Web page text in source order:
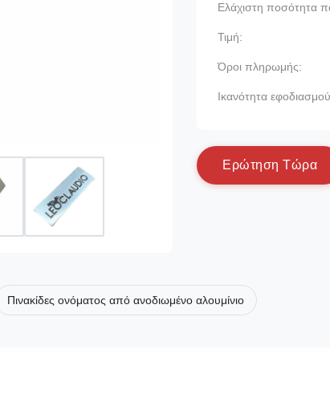
Ελάχιστη ποσότητα
Τιμή:
Όροι πληρωμής:
Ικανότητα
Ερώτηση Τώρα
Πινακίδες ονόματος από ανοδιωμένο αλουμίνιο